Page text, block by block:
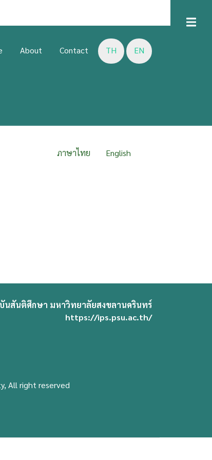
About Contact TH EN
ภาษาไทย English
นสันติศึกษา มหาวิทยาลัยสงขลานครินทร์
https://ips.psu.ac.th/
All right reserved